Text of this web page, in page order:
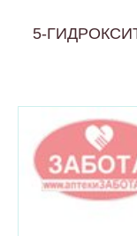
5-